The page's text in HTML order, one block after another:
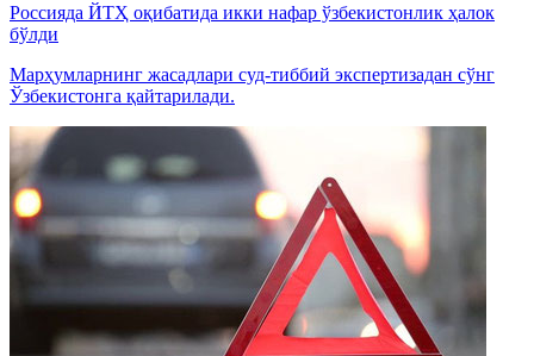
Россияда ЙТҲ оқибатида икки нафар ўзбекистонлик ҳалок
бўлди
Марҳумларнинг жасадлари суд-тиббий экспертизадан сўнг
Ўзбекистонга қайтарилади.